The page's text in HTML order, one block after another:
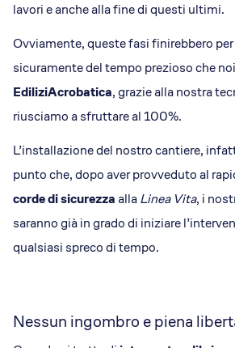
lavori e anche alla fine di questi ultimi.
Ovviamente, queste fasi finirebbero
sicuramente del tempo prezioso che
EdiliziAcrobatica, grazie alla nostra
riusciamo a sfruttare al 100%.
L’installazione del nostro cantiere,
punto che, dopo aver provveduto al
corde di sicurezzaallaLinea Vita, i
saranno già in grado di iniziare
qualsiasi spreco di tempo.
Nessun ingombro e piena